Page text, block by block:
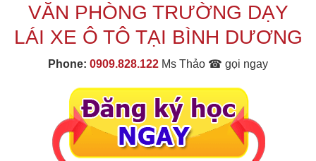
VĂN PHÒNG TRƯỜNG DẠY
LÁI XE Ô TÔ TẠI BÌNH DƯƠNG
Phone: 0909.828.122 Ms Thảo ☎ gọi ngay